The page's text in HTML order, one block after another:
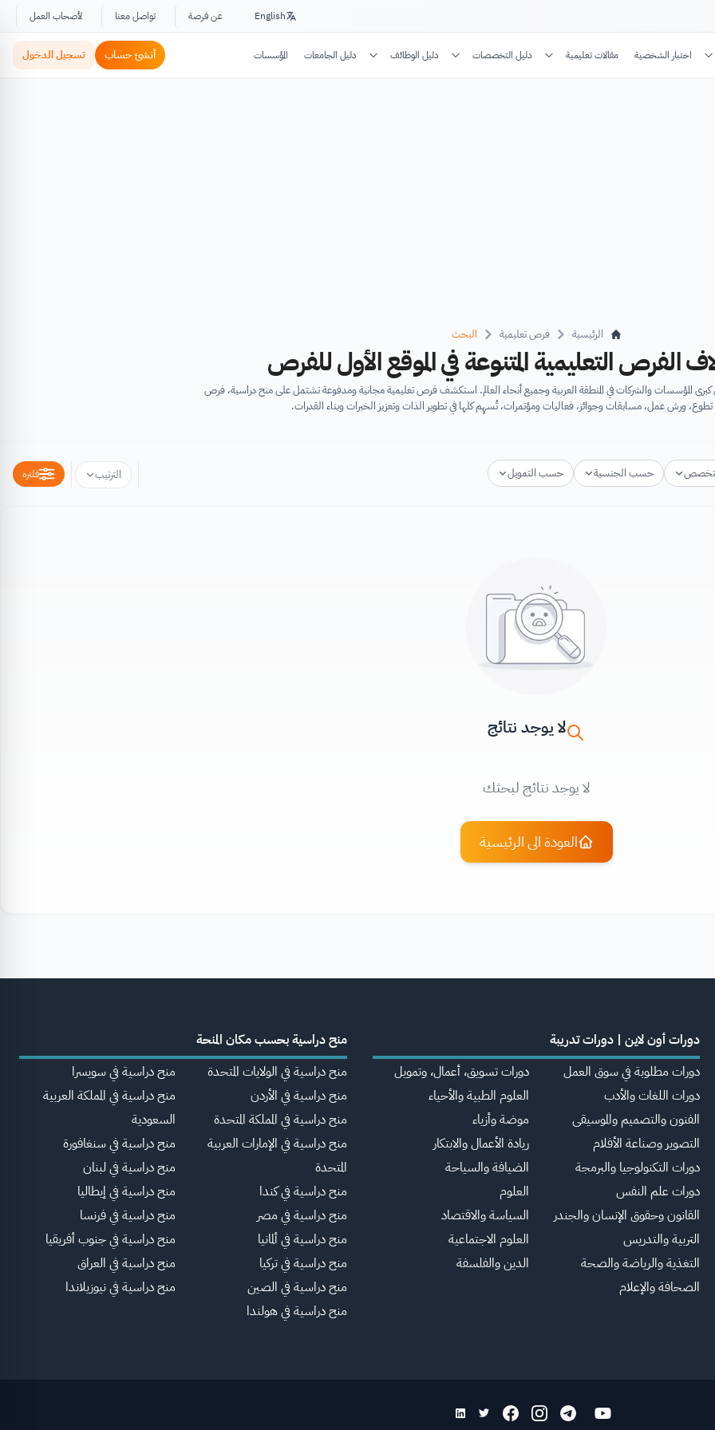
English عن فرصة تواصل معنا لأصحاب العمل
اختبار الشخصية مقالات تعليمية دليل التخصصات دليل الوظائف دليل الجامعات المؤسسات أنشئ حساب تسجيل الدخول
الرئيسية فرص تعليمية البحث
الفرص التعليمية المتنوعة في الموقع الأول للفرص
المؤسسات والشركات في المنطقة العربية وجميع أنحاء العالم. استكشف فرص تعليمية مجانية ومدفوعة تشتمل على منح دراسية، فرص
ورش عمل، مسابقات وجوائز، فعاليات ومؤتمرات، تُسهِم كلها في تطوير الذات وتعزيز الخبرات وبناء القدرات.
حسب الجنسية حسب التمويل الترتيب فلتره
لا يوجد نتائج
لا يوجد نتائج لبحثك
العودة الى الرئيسية
دورات أون لاين | دورات تدريبة
دورات مطلوبة في سوق العمل
دورات اللغات والأدب
الفنون والتصميم والموسيقى
التصوير وصناعة الأفلام
دورات التكنولوجيا والبرمجة
دورات علم النفس
القانون وحقوق الإنسان والجندر
التربية والتدريس
التغذية والرياضة والصحة
الصحافة والإعلام
دورات تسويق، أعمال، وتمويل
العلوم الطبية والأحياء
موضة وأزياء
ريادة الأعمال والابتكار
الضيافة والسياحة
العلوم
السياسة والاقتصاد
العلوم الاجتماعية
الدين والفلسفة
منح دراسية بحسب مكان المنحة
منح دراسية في الولايات المتحدة
منح دراسية في الأردن
منح دراسية في المملكة المتحدة
منح دراسية في الإمارات العربية
المتحدة
منح دراسية في كندا
منح دراسية في مصر
منح دراسية في ألمانيا
منح دراسية في تركيا
منح دراسية في الصين
منح دراسية في هولندا
منح دراسية في سويسرا
منح دراسية في المملكة العربية
السعودية
منح دراسية في سنغافورة
منح دراسية في لبنان
منح دراسية في إيطاليا
منح دراسية في فرنسا
منح دراسية في جنوب أفريقيا
منح دراسية في العراق
منح دراسية في نيوزيلاندا